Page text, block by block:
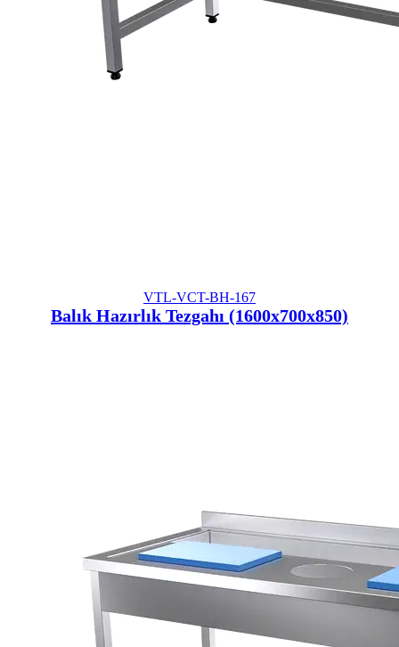
VTL-VCT-BH-167
Balık Hazırlık Tezgahı (1600x700x850)